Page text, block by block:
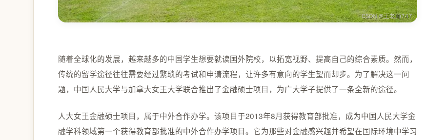
随着全球化的发展，越来越多的中国学生想要就读国外院校，以拓宽视野、提高自己的综合素质。然而，
传统的留学途径往往需要经过繁琐的考试和申请流程，让许多有意向的学生望而却步。为了解决这一问
题，中国人民大学与加拿大女王大学联合推出了金融硕士项目，为广大学子提供了一条全新的途径。
人大女王金融硕士项目，属于中外合作办学。该项目于2013年8月获得教育部批准，成为中国人民大学金
融学科领域第一个获得教育部批准的中外合作办学项目。它为那些对金融感兴趣并希望在国际环境中学习